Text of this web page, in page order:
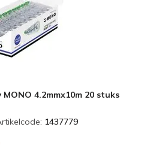
4.2mmx10m 20 stuks
1437779